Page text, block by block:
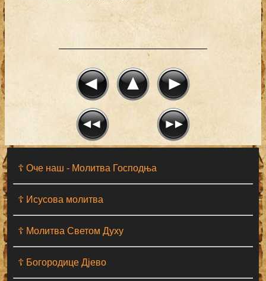
☦ Оче наш - Moлитва Господња
☦ Исусова молитва
☦ Молитва Светом Духу
☦ Богородице Дјево